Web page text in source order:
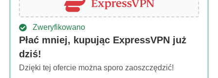
Zweryfikowano
Płać mniej, kupując ExpressVPN już
dziś!
Dzięki tej ofercie można sporo zaoszczędzić!